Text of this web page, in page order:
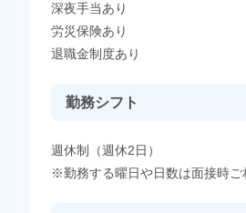
深夜手当あり
労災保険あり
退職金制度あり
勤務シフト
週休制（週休2日）
※勤務する曜日や日数は面接時ご